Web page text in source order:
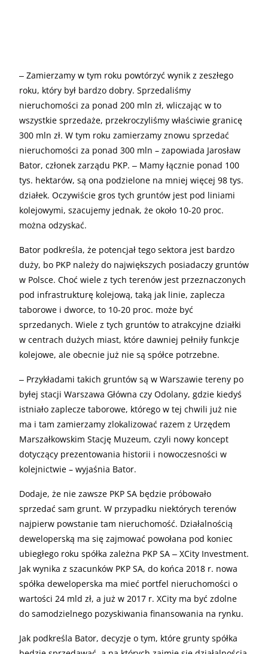
‒ Zamierzamy w tym roku powtórzyć wynik z zeszłego
roku, który był bardzo dobry. Sprzedaliśmy
nieruchomości za ponad 200 mln zł, wliczając w to
wszystkie sprzedaże, przekroczyliśmy właściwie granicę
300 mln zł. W tym roku zamierzamy znowu sprzedać
nieruchomości za ponad 300 mln – zapowiada Jarosław
Bator, członek zarządu PKP. ‒ Mamy łącznie ponad 100
tys. hektarów, są ona podzielone na mniej więcej 98 tys.
działek. Oczywiście gros tych gruntów jest pod liniami
kolejowymi, szacujemy jednak, że około 10-20 proc.
można odzyskać.
Bator podkreśla, że potencjał tego sektora jest bardzo
duży, bo PKP należy do największych posiadaczy gruntów
w Polsce. Choć wiele z tych terenów jest przeznaczonych
pod infrastrukturę kolejową, taką jak linie, zaplecza
taborowe i dworce, to 10-20 proc. może być
sprzedanych. Wiele z tych gruntów to atrakcyjne działki
w centrach dużych miast, które dawniej pełniły funkcje
kolejowe, ale obecnie już nie są spółce potrzebne.
‒ Przykładami takich gruntów są w Warszawie tereny po
byłej stacji Warszawa Główna czy Odolany, gdzie kiedyś
istniało zaplecze taborowe, którego w tej chwili już nie
ma i tam zamierzamy zlokalizować razem z Urzędem
Marszałkowskim Stację Muzeum, czyli nowy koncept
dotyczący prezentowania historii i nowoczesności w
kolejnictwie – wyjaśnia Bator.
Dodaje, że nie zawsze PKP SA będzie próbowało
sprzedać sam grunt. W przypadku niektórych terenów
najpierw powstanie tam nieruchomość. Działalnością
deweloperską ma się zajmować powołana pod koniec
ubiegłego roku spółka zależna PKP SA ‒ XCity Investment.
Jak wynika z szacunków PKP SA, do końca 2018 r. nowa
spółka deweloperska ma mieć portfel nieruchomości o
wartości 24 mld zł, a już w 2017 r. XCity ma być zdolne
do samodzielnego pozyskiwania finansowania na rynku.
Jak podkreśla Bator, decyzje o tym, które grunty spółka